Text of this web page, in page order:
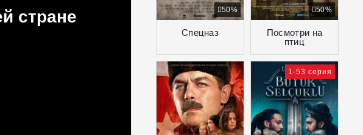
Спецназ
50%
Посмотри на
птиц
50%
1-53 серия